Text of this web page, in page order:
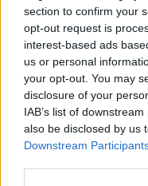
section to confirm your
opt-out request is
interest-based ads
us or personal
your opt-out. You may
disclosure of your
IAB’s list of
also be disclosed by us
Downstream
övermäktigt. Men detta
bok, då det ju svårligen
författare.
2025-12-30, 17:07
Litteraturens
Medlem
Av det jag läste så tyckte
att det ju heller som jag
sedan själv konfirmera